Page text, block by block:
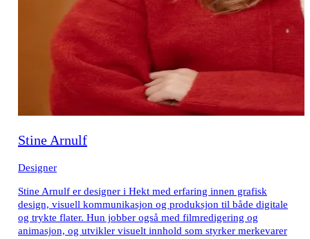
Stine Arnulf
Designer
Stine Arnulf er designer i Hekt med erfaring innen grafisk
design, visuell kommunikasjon og produksjon til både digitale
og trykte flater. Hun jobber også med filmredigering og
animasjon, og utvikler visuelt innhold som styrker merkevarer